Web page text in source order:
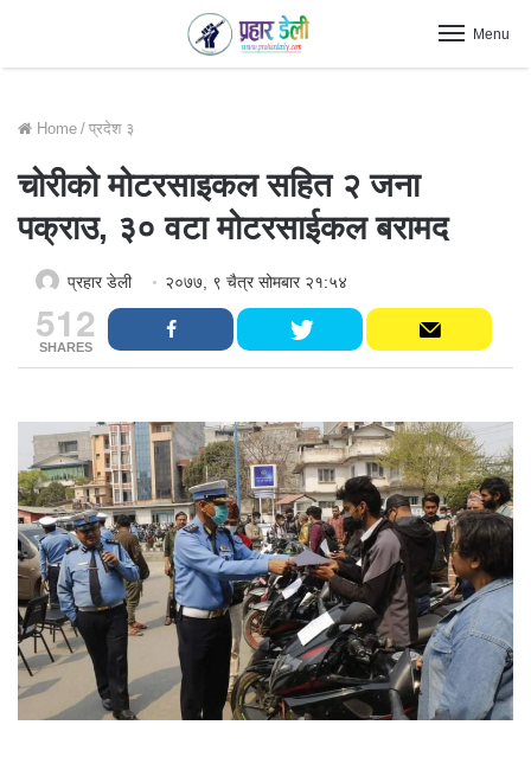
Menu
Home / प्रदेश ३
चोरीको मोटरसाइकल सहित २ जना
पक्राउ, ३० वटा मोटरसाईकल बरामद
प्रहार डेली २०७७, ९ चैत्र सोमबार २१:५४
512
SHARES